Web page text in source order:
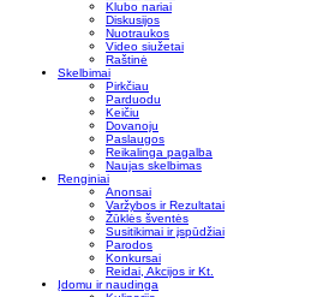
Klubo nariai
Diskusijos
Nuotraukos
Video siužetai
Raštinė
Skelbimai
Pirkčiau
Parduodu
Keičiu
Dovanoju
Paslaugos
Reikalinga pagalba
Naujas skelbimas
Renginiai
Anonsai
Varžybos ir Rezultatai
Žūklės šventės
Susitikimai ir įspūdžiai
Parodos
Konkursai
Reidai, Akcijos ir Kt.
Įdomu ir naudinga